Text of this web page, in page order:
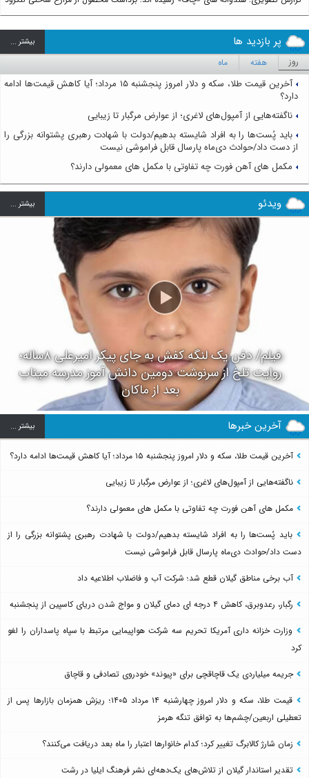
پر بازدید ها بيشتر ...
روز هفته ماه
آخرین قیمت طلا، سکه و دلار امروز پنجشنبه ۱۵ مرداد؛ آیا کاهش قیمت‌ها ادامه
دارد؟
ناگفته‌هایی از آمپول‌های لاغری؛ از عوارض مرگبار تا زیبایی
باید پُست‌ها را به افراد شایسته بدهیم/دولت با شهادت رهبری پشتوانه بزرگی را
از دست داد/حوادث دی‌ماه پارسال قابل فراموشی نیست
مکمل های آهن فورت چه تفاوتی با مکمل های معمولی دارند؟
ویدئو بيشتر ...
فیلم/ دفن یک لنگه کفش به جای پیکر امیرعلی ۸ساله؛
روایت تلخ از سرنوشت دومین دانش آموز مدرسه میناب
بعد از ماکان
آخرین خبرها بيشتر ...
آخرین قیمت طلا، سکه و دلار امروز پنجشنبه ۱۵ مرداد؛ آیا کاهش قیمت‌ها ادامه دارد؟
ناگفته‌هایی از آمپول‌های لاغری؛ از عوارض مرگبار تا زیبایی
مکمل های آهن فورت چه تفاوتی با مکمل های معمولی دارند؟
باید پُست‌ها را به افراد شایسته بدهیم/دولت با شهادت رهبری پشتوانه بزرگی را از
دست داد/حوادث دی‌ماه پارسال قابل فراموشی نیست
آب برخی مناطق گیلان قطع شد؛ شرکت آب و فاضلاب اطلاعیه داد
رگبار، رعدوبرق، کاهش ۴ درجه ای دمای گیلان و مواج شدن دریای کاسپین از پنجشنبه
وزارت خزانه داری آمریکا تحریم سه شرکت هواپیمایی مرتبط با سپاه پاسداران را لغو
کرد
جریمه میلیاردی یک قاچاقچی برای «پیوند» خودروی تصادفی و قاچاق
قیمت طلا، سکه و دلار امروز چهارشنبه ۱۴ مرداد ۱۴۰۵؛ ریزش همزمان بازارها پس از
تعطیلی اربعین/چشم‌ها به توافق تنگه هرمز
زمان شارژ کالابرگ تغییر کرد؛ کدام خانوارها اعتبار را ماه بعد دریافت می‌کنند؟
تقدیر استاندار گیلان از تلاش‌های یک‌دهه‌ای نشر فرهنگ ایلیا در رشت